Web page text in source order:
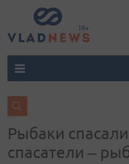
Рыбаки
спасатели –